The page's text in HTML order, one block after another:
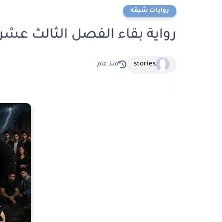
روايات شيقه
رواية بقاء الفصل الثالث عشر 13 بقلم رباب
stories منذ عام